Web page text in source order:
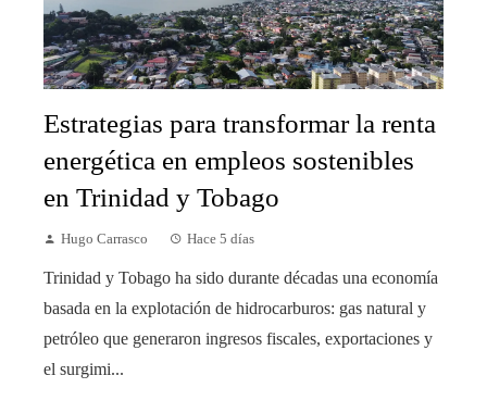
Estrategias para transformar la renta
energética en empleos sostenibles
en Trinidad y Tobago
Hugo Carrasco Hace 5 días
Trinidad y Tobago ha sido durante décadas una economía
basada en la explotación de hidrocarburos: gas natural y
petróleo que generaron ingresos fiscales, exportaciones y
el surgimi...